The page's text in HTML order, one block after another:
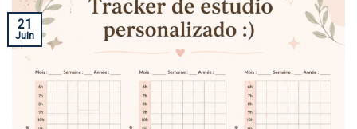
21
Juin